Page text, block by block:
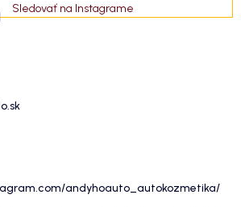
Sledovať na Instagrame
andyhoauto_autokozmetika/